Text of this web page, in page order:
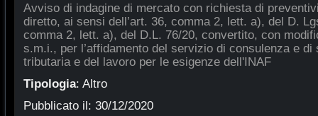
Avviso di indagine di mercato con richiesta di
diretto, ai sensi dell’art. 36, comma 2, lett. a), del D.
comma 2, lett. a), del D.L. 76/20, convertito, con
s.m.i., per l’affidamento del servizio di consulenza e
tributaria e del lavoro per le esigenze dell'INAF
Tipologia: Altro
Pubblicato il: 30/12/2020